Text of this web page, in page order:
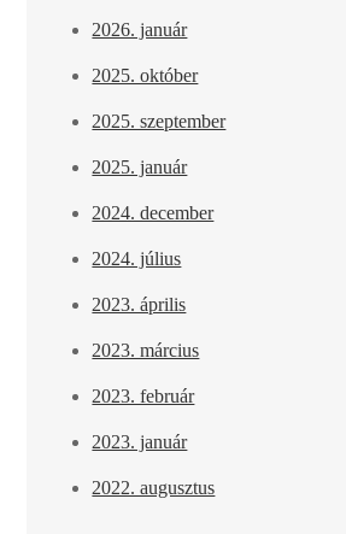
2026. január
2025. október
2025. szeptember
2025. január
2024. december
2024. július
2023. április
2023. március
2023. február
2023. január
2022. augusztus